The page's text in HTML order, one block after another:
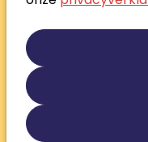
In het Noloc
Jobcoaches
deskundig,